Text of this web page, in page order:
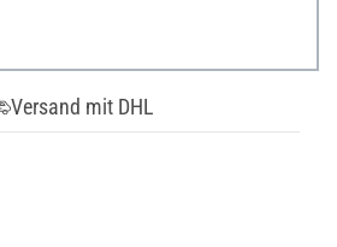
Versand mit DHL